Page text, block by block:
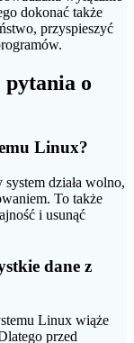
dokonać także
przyspieszyć
pytania o
Linux?
działa wolno,
To także
i usunąć
dane z
Linux wiąże
przed